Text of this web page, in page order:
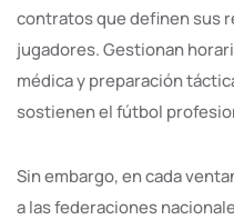
contratos que definen sus
jugadores. Gestionan
médica y preparación
sostienen el fútbol
Sin embargo, en cada
a las federaciones